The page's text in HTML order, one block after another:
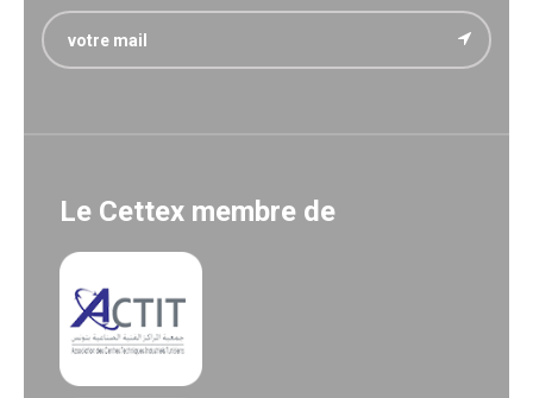
Le Cettex membre de